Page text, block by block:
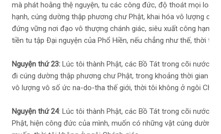
mà phát hoằng thệ nguyện, tu các công đức, độ thoát mọi loài,
hạnh, cúng dường thập phương chư Phật, khai hóa vô lượng
đứng vững nơi đạo vô thượng chánh giác, siêu xuất công hạnh
tiền tu tập Ðại nguyện của Phổ Hiền, nếu chẳng như thế, thời tôi
Nguyện thứ 23: Lúc tôi thành Phật, các Bồ Tát trong cõi nước
đi cúng dường thập phương chư Phật, trong khoảng thời gian
vô lượng vô số ức na-do-tha thế giới, thời tôi không ở ngôi
Nguyện thứ 24: Lúc tôi thành Phật, các Bồ Tát trong cõi nước
Phật, hiện công đức của mình, muốn có những vật cúng dường,